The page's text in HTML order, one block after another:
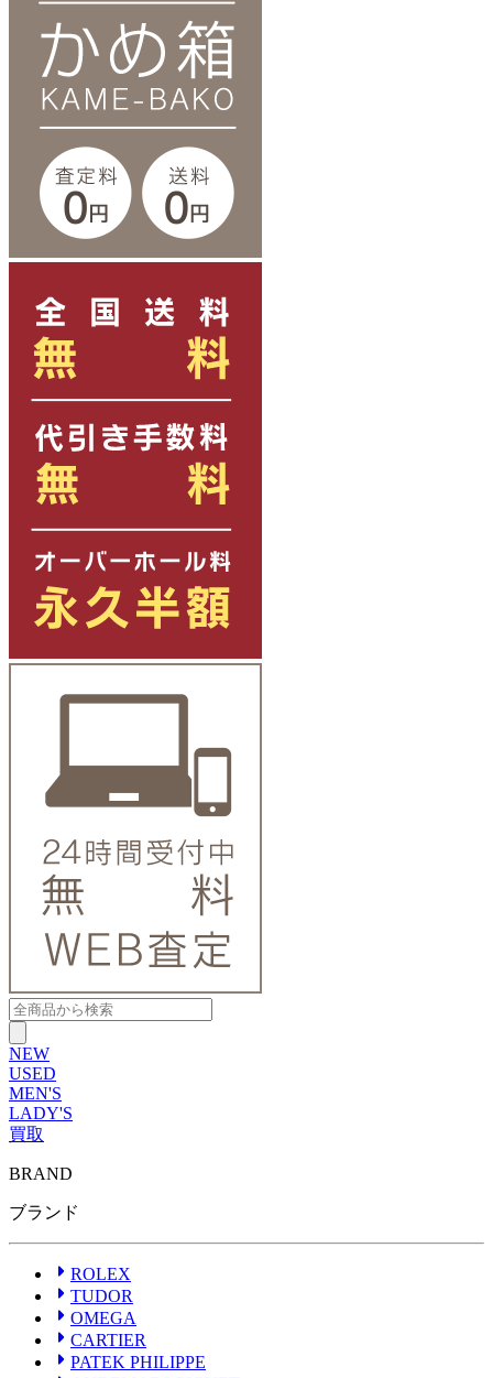
NEW
USED
MEN'S
LADY'S
買取
ブランドから探す
ROLEX
OMEGA
AUDEMARS PIGUET
A.LANGE&SOHNE
GLASHUTTE ORIGINAL
VACHERON CONSTANTIN
BREGUET
JAEGER-LECOULTRE
BRAND
ブランド
ROLEX
TUDOR
OMEGA
CARTIER
PATEK PHILIPPE